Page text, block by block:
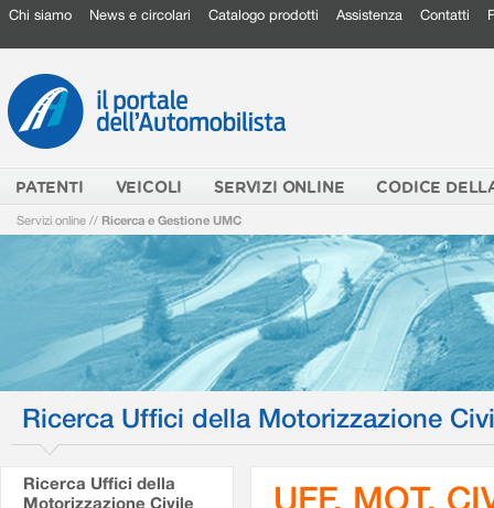
Chi siamo News e circolari Catalogo prodotti Assistenza Contatti
PATENTI VEICOLI SERVIZI ONLINE CODICE
Servizi online // Ricerca e Gestione UMC
Ricerca Uffici della Motorizzazione
Ricerca Uffici della
Motorizzazione Civile
UFF. MOT.